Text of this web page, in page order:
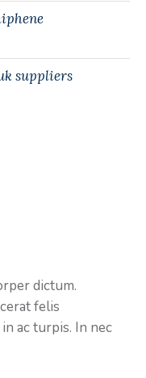
suppliers
dictum.
felis
ac turpis. In nec